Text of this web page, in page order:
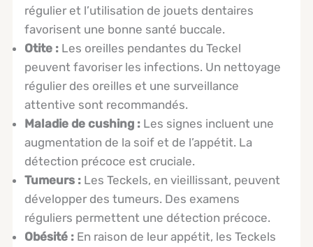
régulier et l’utilisation de jouets dentaires
favorisent une bonne santé buccale.
Otite : Les oreilles pendantes du Teckel
peuvent favoriser les infections. Un nettoyage
régulier des oreilles et une surveillance
attentive sont recommandés.
Maladie de cushing : Les signes incluent une
augmentation de la soif et de l’appétit. La
détection précoce est cruciale.
Tumeurs : Les Teckels, en vieillissant, peuvent
développer des tumeurs. Des examens
réguliers permettent une détection précoce.
Obésité : En raison de leur appétit, les Teckels